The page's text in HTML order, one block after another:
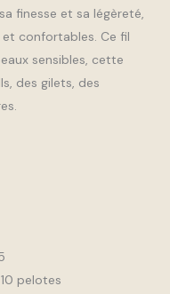
finesse et sa légèreté,
confortables. Ce fil
sensibles, cette
des gilets, des
pelotes